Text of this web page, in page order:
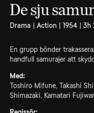
De sju
Drama | Action | 1954 |
En grupp bönder
handfull samurajer att
Med:
Toshiro Mifune, Takashi
Shimazaki, Kamatari